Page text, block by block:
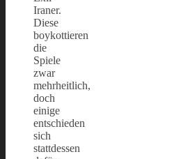
Iraner.
Diese
boykottieren
die
Spiele
zwar
mehrheitlich,
doch
einige
entschieden
sich
stattdessen